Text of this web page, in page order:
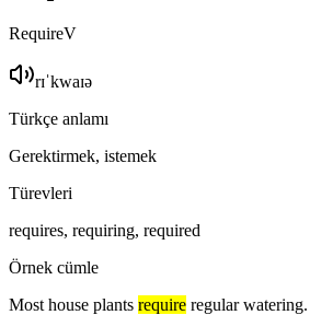
RequireV
rɪˈkwaɪə
Türkçe anlamı
Gerektirmek, istemek
Türevleri
requires, requiring, required
Örnek cümle
Most house plants require regular watering.